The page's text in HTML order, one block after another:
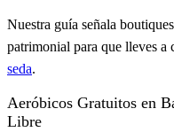
Nuestra guía señala
patrimonial para que lleves a
seda.
Aeróbicos Gratuitos en
Libre